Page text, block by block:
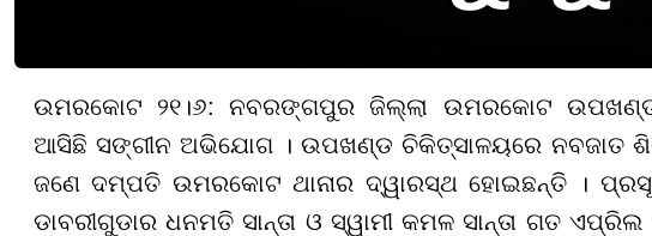
ଉମରକୋଟ ୨୧।୬: ନବରଙ୍ଗପୁର ଜିଲ୍ଲା ଉମରକୋଟ
ଆସିଛି ସଙ୍ଗୀନ ଅଭିଯୋଗ । ଉପଖଣ୍ଡ ଚିକିତ୍ସାଳୟରେ ନବଜାତ
ଜଣେ ଦମ୍ପତି ଉମରକୋଟ ଥାନାର ଦ୍ୱାରସ୍ଥ ହୋଇଛନ୍ତି ।
ଡାବରୀଗୁଡାର ଧନମତି ସାନ୍ତା ଓ ସ୍ୱାମୀ କମଳ ସାନ୍ତା ଗତ